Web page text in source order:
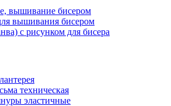
вышивание бисером
вышивания бисером
с рисунком для бисера
техническая
эластичные